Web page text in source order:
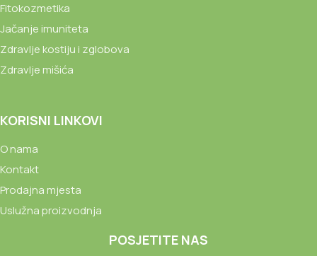
Fitokozmetika
Jačanje imuniteta
Zdravlje kostiju i zglobova
Zdravlje mišića
KORISNI LINKOVI
O nama
Kontakt
Prodajna mjesta
Uslužna proizvodnja
POSJETITE NAS